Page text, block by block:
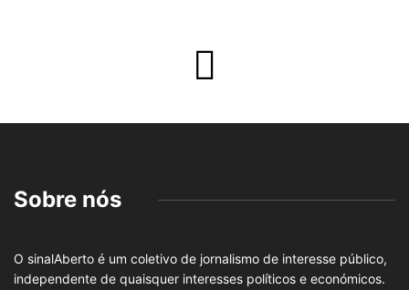
Sobre nós
O sinalAberto é um coletivo de jornalismo de interesse público,
independente de quaisquer interesses políticos e económicos.